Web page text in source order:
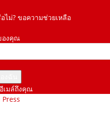
ไม่? ขอความช่วยเหลือ
องคุณ
เมล์ถึงคุณ